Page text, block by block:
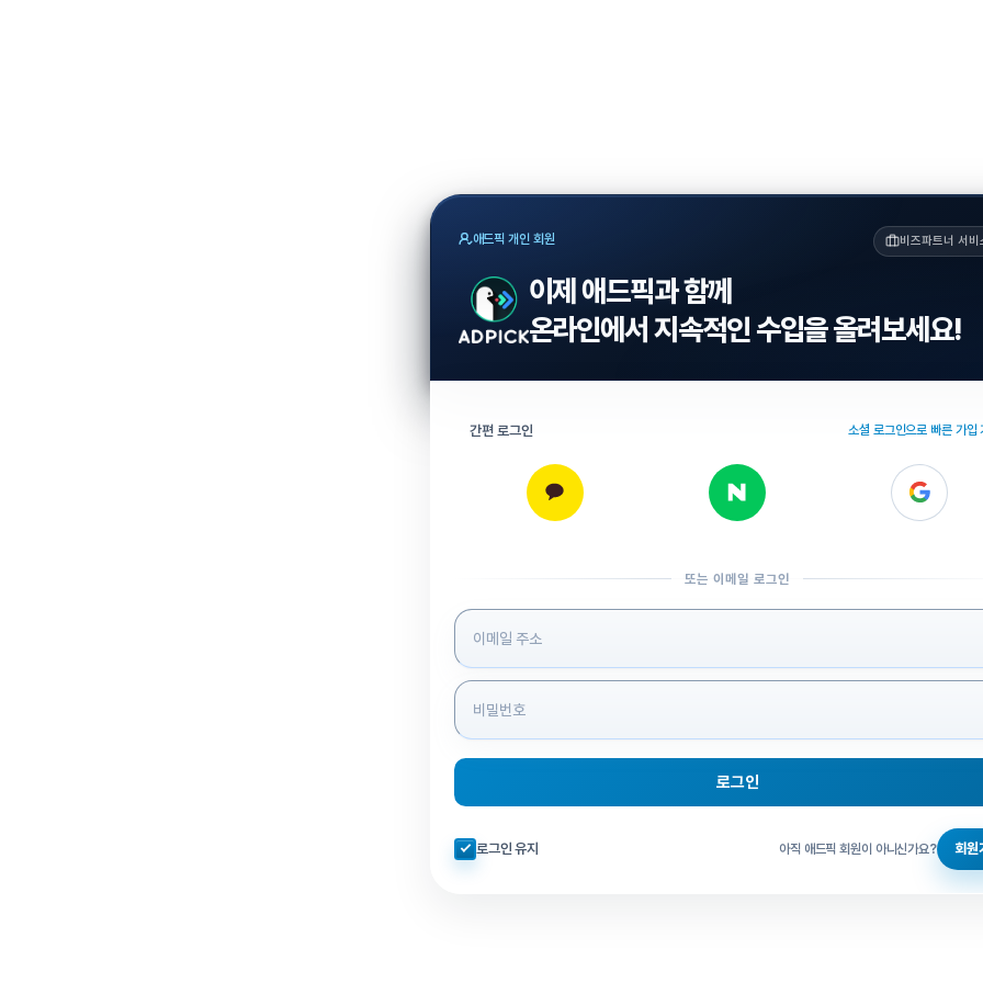
애드픽 개인 회원 비즈파트너 서비
이제 애드픽과 함께
온라인에서 지속적인 수입을 올려보세요!
간편 로그인 소셜 로그인으로 빠른 가입
또는 이메일 로그인
로그인 정보 입력
로그인
자동로그인 체크
로그인 유지 아직 애드픽 회원이 아니신가요? 회원